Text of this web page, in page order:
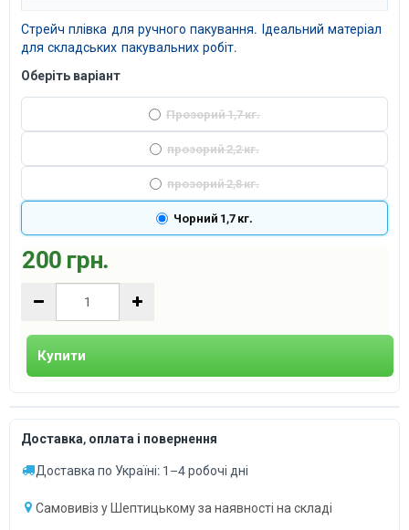
Стрейч плівка для ручного пакування. Ідеальний матеріал
для складських пакувальних робіт.
Оберіть варіант
Прозорий 1,7 кг.
прозорий 2,2 кг.
прозорий 2,8 кг.
Чорний 1,7 кг.
200 грн.
Купити
Доставка, оплата і повернення
Доставка по Україні: 1–4 робочі дні
Самовивіз у Шептицькому за наявності на складі